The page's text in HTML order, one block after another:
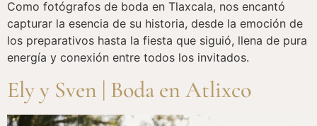
Como fotógrafos de boda en Tlaxcala, nos encantó
capturar la esencia de su historia, desde la emoción de
los preparativos hasta la fiesta que siguió, llena de pura
energía y conexión entre todos los invitados.
Ely y Sven | Boda en Atlixco